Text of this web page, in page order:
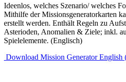
Ideenlos, welches Szenario/ welches
Mithilfe der Missionsgeneratorkarten
erstellt werden. Enthält Regeln zu
Asterioden, Anomalien & Ziele; inkl.
Spielelemente. (Englisch)
Download Mission Generator English